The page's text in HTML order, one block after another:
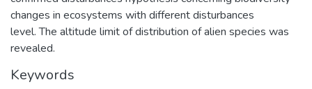
changes in ecosystems with different disturbances
level. The altitude limit of distribution of alien species was
revealed.
Keywords